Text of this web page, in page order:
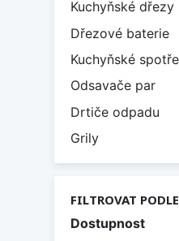
Kuchyňské dřezy
Dřezové baterie
Kuchyňské
Odsavače par
Drtiče odpadu
Grily
FILTROVAT PODLE
Dostupnost